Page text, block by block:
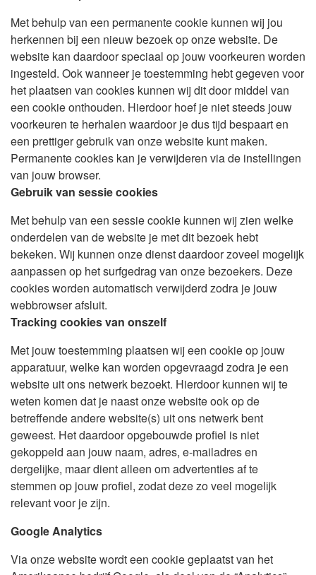
Met behulp van een permanente cookie kunnen wij jou
herkennen bij een nieuw bezoek op onze website. De
website kan daardoor speciaal op jouw voorkeuren worden
ingesteld. Ook wanneer je toestemming hebt gegeven voor
het plaatsen van cookies kunnen wij dit door middel van
een cookie onthouden. Hierdoor hoef je niet steeds jouw
voorkeuren te herhalen waardoor je dus tijd bespaart en
een prettiger gebruik van onze website kunt maken.
Permanente cookies kan je verwijderen via de instellingen
van jouw browser.
Gebruik van sessie cookies
Met behulp van een sessie cookie kunnen wij zien welke
onderdelen van de website je met dit bezoek hebt
bekeken. Wij kunnen onze dienst daardoor zoveel mogelijk
aanpassen op het surfgedrag van onze bezoekers. Deze
cookies worden automatisch verwijderd zodra je jouw
webbrowser afsluit.
Tracking cookies van onszelf
Met jouw toestemming plaatsen wij een cookie op jouw
apparatuur, welke kan worden opgevraagd zodra je een
website uit ons netwerk bezoekt. Hierdoor kunnen wij te
weten komen dat je naast onze website ook op de
betreffende andere website(s) uit ons netwerk bent
geweest. Het daardoor opgebouwde profiel is niet
gekoppeld aan jouw naam, adres, e-mailadres en
dergelijke, maar dient alleen om advertenties af te
stemmen op jouw profiel, zodat deze zo veel mogelijk
relevant voor je zijn.
Google Analytics
Via onze website wordt een cookie geplaatst van het